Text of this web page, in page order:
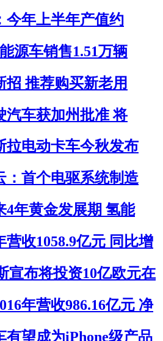
今年上半年产值约
源车销售1.51万辆
招 推荐购买新老用
汽车获加州批准 将
拉电动卡车今秋发布
：首个电驱系统制造
4年黄金发展期 氢能
营收1058.9亿元 同比增
宣布将投资10亿欧元在
年营收986.16亿元 净
有望成为iPhone级产品